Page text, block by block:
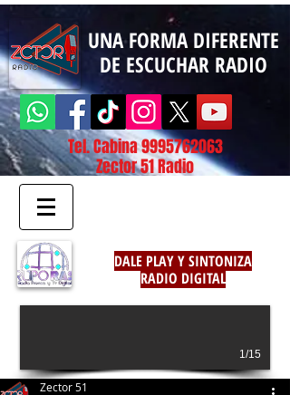
UNA FORMA DIFERENTE
DE ESCUCHAR RADIO
Tel. Cabina9995762063
Zector 51 Radio
DALE PLAY Y SINTONIZA
RADIO DIGITAL
1/15
Zector 51